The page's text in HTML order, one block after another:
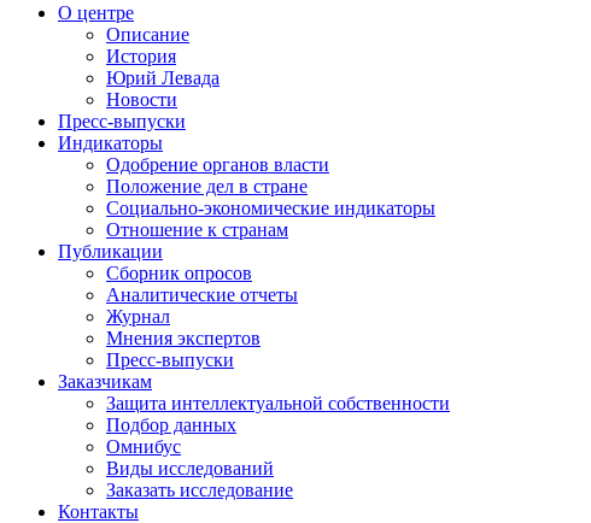
О центре
Описание
История
Юрий Левада
Новости
Пресс-выпуски
Индикаторы
Одобрение органов власти
Положение дел в стране
Социально-экономические индикаторы
Отношение к странам
Публикации
Сборник опросов
Аналитические отчеты
Журнал
Мнения экспертов
Пресс-выпуски
Заказчикам
Защита интеллектуальной собственности
Подбор данных
Омнибус
Виды исследований
Заказать исследование
Контакты